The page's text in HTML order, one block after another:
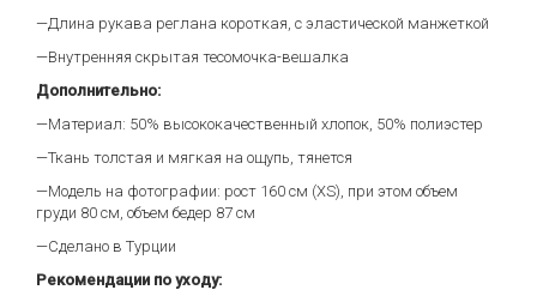
—Длина рукава реглана короткая, с эластической манжеткой
—Внутренняя скрытая тесомочка-вешалка
Дополнительно:
—Материал: 50% высококачественный хлопок, 50% полиэстер
—Ткань толстая и мягкая на ощупь, тянется
—Модель на фотографии: рост 160 см (XS), при этом объем
груди 80 см, объем бедер 87 см
—Сделано в Турции
Рекомендации по уходу: